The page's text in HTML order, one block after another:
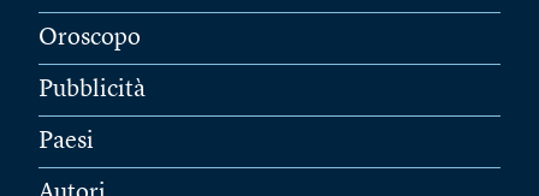
Oroscopo
Pubblicità
Paesi